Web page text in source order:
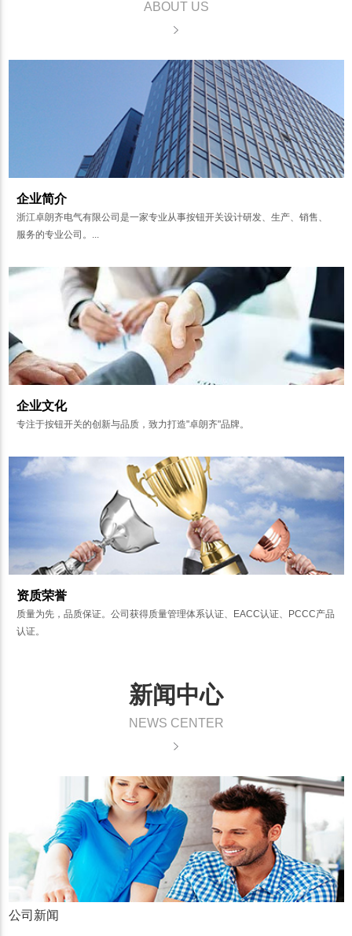
ABOUT US
企业简介
浙江卓朗齐电气有限公司是一家专业从事按钮开关设计研发、生产、销售、
服务的专业公司。...
企业文化
专注于按钮开关的创新与品质，致力打造"卓朗齐"品牌。
资质荣誉
质量为先，品质保证。公司获得质量管理体系认证、EACC认证、PCCC产品
认证。
新闻中心
NEWS CENTER
公司新闻